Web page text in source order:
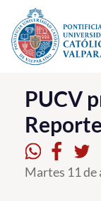
Click acá para ir
La Universidad
Investigación,
PUCV
Vinculación
PUCV
Martes 11 de